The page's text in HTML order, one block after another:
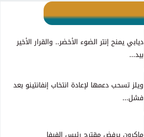
ديابي يمنح إنتر الضوء الأخضر.. والقرار الأخير
بيد...
ويلز تسحب دعمها لإعادة انتخاب إنفانتينو بعد
فشل...